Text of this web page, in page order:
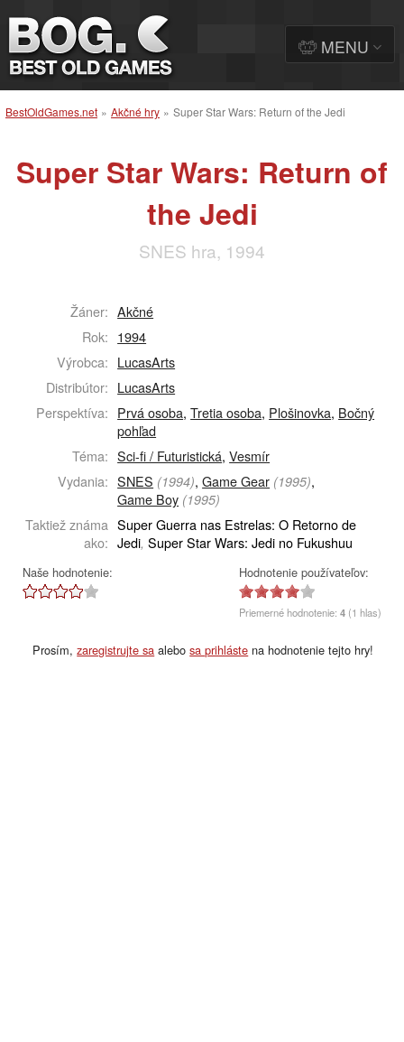
BestOldGames.net » Akčné hry » Super Star Wars: Return of the Jedi
Super Star Wars: Return of
the Jedi
SNES hra, 1994
Žáner: Akčné
Rok: 1994
Výrobca: LucasArts
Distribútor: LucasArts
Perspektíva: Prvá osoba,Tretia osoba, Plošinovka, Bočný
pohľad
Téma: Sci-fi / Futuristická,Vesmír
Vydania: SNES (1994),Game Gear (1995),
Game Boy (1995)
Taktiež známa
ako:
Super Guerra nas Estrelas: O Retorno de
Jedi, Super Star Wars: Jedi no Fukushuu
Naše hodnotenie: Hodnotenie používateľov:
Priemerné hodnotenie:4 (1 hlas)
Prosím,zaregistrujte sa alebosa prihláste na hodnotenie tejto hry!
MENU